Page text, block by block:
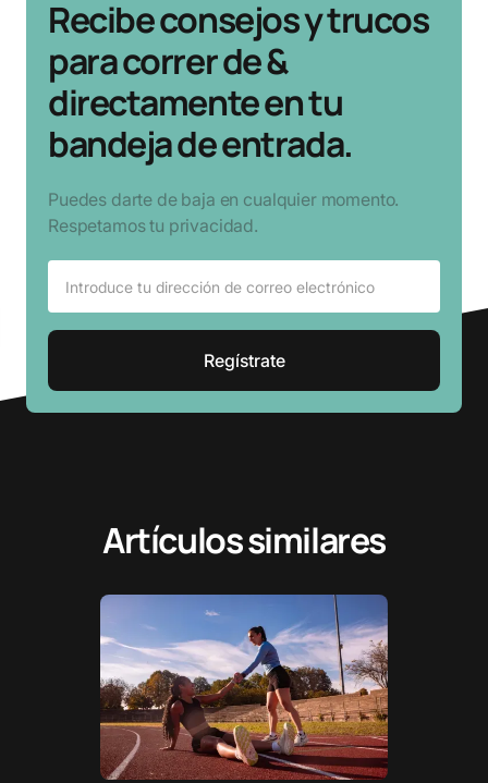
Recibe consejos y trucos
para correr de &
directamente en tu
bandeja de entrada.
Puedes darte de baja en cualquier momento.
Respetamos tu privacidad.
Artículos similares